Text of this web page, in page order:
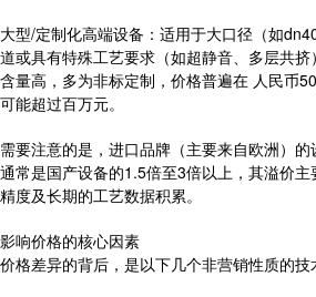
大型/定制化高端设备：适用于大口径（如
道或具有特殊工艺要求（如超静音、多层共
含量高，多为非标定制，价格普遍在 人民币
可能超过百万元。
需要注意的是，进口品牌（主要来自欧洲）
通常是国产设备的1.5倍至3倍以上，其溢价
精度及长期的工艺数据积累。
影响价格的核心因素
价格差异的背后，是以下几个非营销性质的技